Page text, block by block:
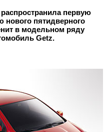
первую
пятидверного
в модельном ряду
Getz.